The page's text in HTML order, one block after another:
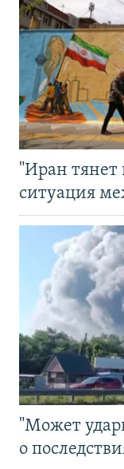
"Иран тянет
ситуация
"Может
о